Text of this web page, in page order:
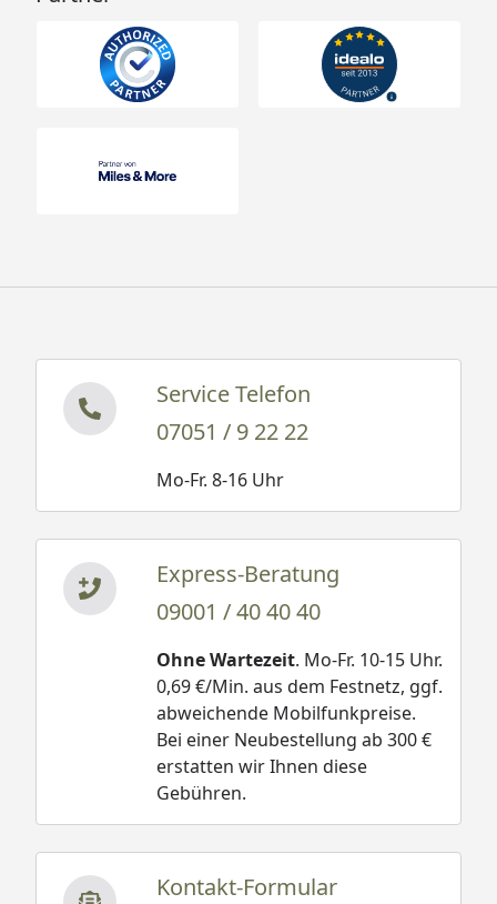
Service Telefon
07051 / 9 22 22
Mo-Fr. 8-16 Uhr
Express-Beratung
09001 / 40 40 40
Ohne Wartezeit. Mo-Fr. 10-15 Uhr.
0,69 €/Min. aus dem Festnetz, ggf.
abweichende Mobilfunkpreise.
Bei einer Neubestellung ab 300 €
erstatten wir Ihnen diese
Gebühren.
Kontakt-Formular